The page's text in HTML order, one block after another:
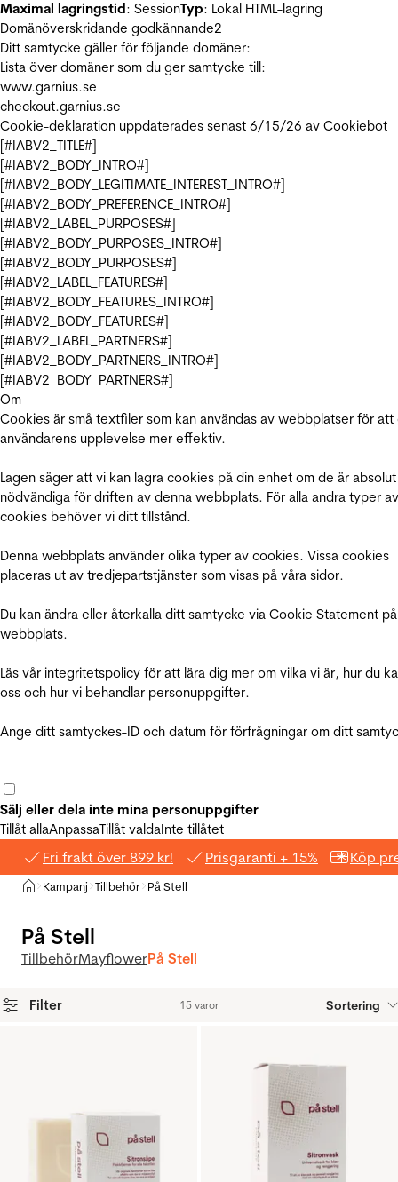
Maximal lagringstid: SessionTyp: Lokal HTML-lagring
Domänöverskridande godkännande2
Ditt samtycke gäller för följande domäner:
Lista över domäner som du ger samtycke till:
www.garnius.se
checkout.garnius.se
Cookie-deklaration uppdaterades senast 6/15/26 av Cookiebot
[#IABV2_TITLE#]
[#IABV2_BODY_INTRO#]
[#IABV2_BODY_LEGITIMATE_INTEREST_INTRO#]
[#IABV2_BODY_PREFERENCE_INTRO#]
[#IABV2_LABEL_PURPOSES#]
[#IABV2_BODY_PURPOSES_INTRO#]
[#IABV2_BODY_PURPOSES#]
[#IABV2_LABEL_FEATURES#]
[#IABV2_BODY_FEATURES_INTRO#]
[#IABV2_BODY_FEATURES#]
[#IABV2_LABEL_PARTNERS#]
[#IABV2_BODY_PARTNERS_INTRO#]
[#IABV2_BODY_PARTNERS#]
Om
Cookies är små textfiler som kan användas av webbplatser för att
användarens upplevelse mer effektiv.
Lagen säger att vi kan lagra cookies på din enhet om de är absolut
nödvändiga för driften av denna webbplats. För alla andra typer av
cookies behöver vi ditt tillstånd.
Denna webbplats använder olika typer av cookies. Vissa cookies
placeras ut av tredjepartstjänster som visas på våra sidor.
Du kan ändra eller återkalla ditt samtycke via Cookie Statement
webbplats.
Läs vår integritetspolicy för att lära dig mer om vilka vi är, hur du
oss och hur vi behandlar personuppgifter.
Ange ditt samtyckes-ID och datum för förfrågningar om ditt
Sälj eller dela inte mina personuppgifter
Tillåt allaAnpassaTillåt valdaInte tillåtet
Fri frakt över 899 kr! Prisgaranti + 15% Köp
Hem
>Kampanj >Tillbehör >På Stell
På Stell
TillbehörMayflowerPå Stell
Filter 15 varor Sortering